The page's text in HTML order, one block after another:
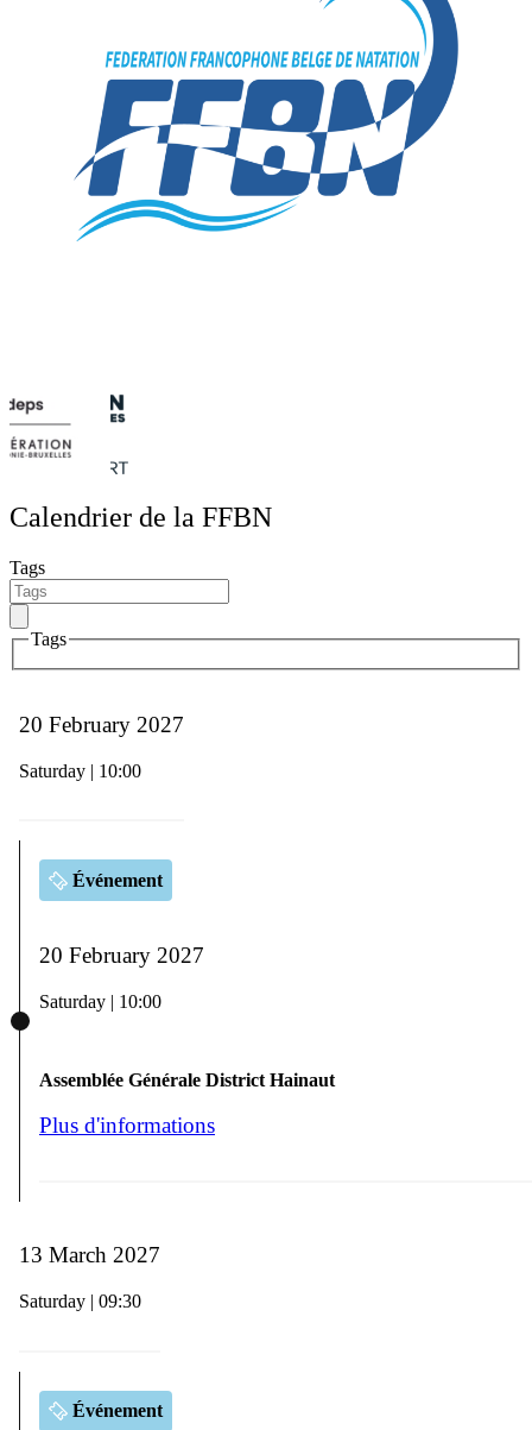
Calendrier de la FFBN
Tags
Tags
20 February 2027
Saturday | 10:00
Événement
20 February 2027
Saturday | 10:00
Assemblée Générale District Hainaut
Plus d'informations
13 March 2027
Saturday | 09:30
Événement